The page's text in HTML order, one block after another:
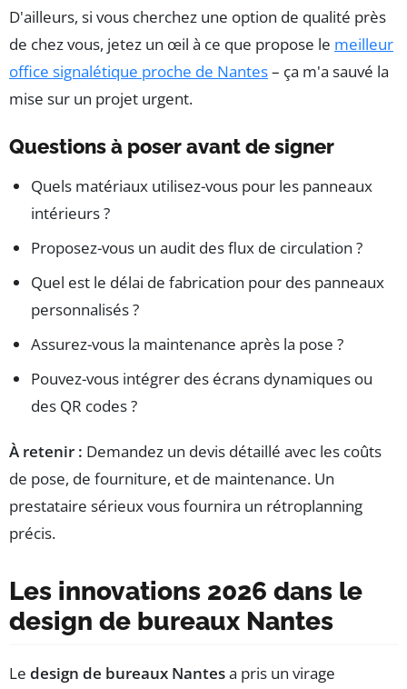
D'ailleurs, si vous cherchez une option de qualité près
de chez vous, jetez un œil à ce que propose le meilleur
office signalétique proche de Nantes– ça m'a sauvé la
mise sur un projet urgent.
Questions à poser avant de signer
Quels matériaux utilisez-vous pour les panneaux
intérieurs ?
Proposez-vous un audit des flux de circulation ?
Quel est le délai de fabrication pour des panneaux
personnalisés ?
Assurez-vous la maintenance après la pose ?
Pouvez-vous intégrer des écrans dynamiques ou
des QR codes ?
À retenir : Demandez un devis détaillé avec les coûts
de pose, de fourniture, et de maintenance. Un
prestataire sérieux vous fournira un rétroplanning
précis.
Les innovations 2026 dans le
design de bureaux Nantes
Le design de bureaux Nantesa pris un virage